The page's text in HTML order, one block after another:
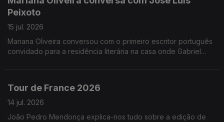
Peixoto
15 jul. 2026
Mariana Oliveira conversou com o primeiro escritor português
convidado para a residência literária na casa onde Gabriel
Tour de France 2026
14 jul. 2026
João Pedro Mendonça explica-nos tudo sobre a edição de